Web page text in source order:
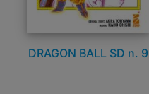
DRAGON BALL SD n. 9